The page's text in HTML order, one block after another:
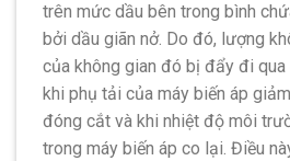
trên mức dầu bên trong bình
bởi dầu giãn nở. Do đó, lượng
của không gian đó bị đẩy đi qua
khi phụ tải của máy biến áp
đóng cắt và khi nhiệt độ môi
trong máy biến áp co lại. Điều